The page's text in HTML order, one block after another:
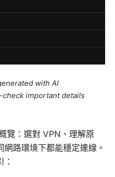
with AI
check important details
覽：選對 VPN、理解原
路環境下都能穩定連線。